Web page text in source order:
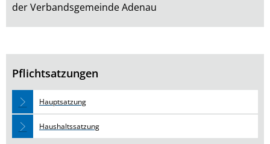
der Verbandsgemeinde Adenau
Pflichtsatzungen
Hauptsatzung
Haushaltssatzung